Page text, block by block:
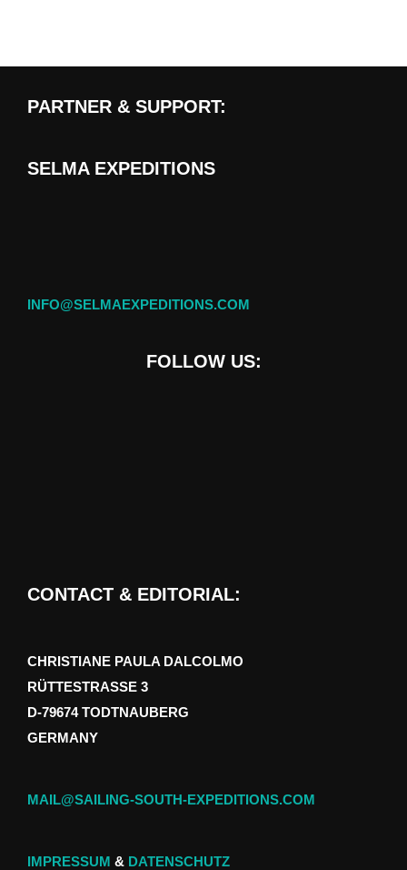
PARTNER & SUPPORT:
SELMA EXPEDITIONS
INFO@SELMAEXPEDITIONS.COM
FOLLOW US:
CONTACT & EDITORIAL:
CHRISTIANE PAULA DALCOLMO
RÜTTESTRASSE 3
D-79674 TODTNAUBERG
GERMANY
MAIL@SAILING-SOUTH-EXPEDITIONS.COM
IMPRESSUM & DATENSCHUTZ